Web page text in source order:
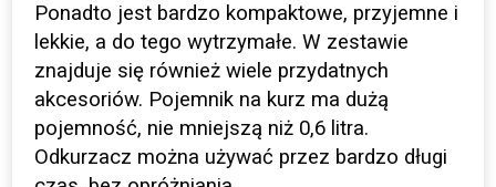
Ponadto jest bardzo kompaktowe, przyjemne i
lekkie, a do tego wytrzymałe. W zestawie
znajduje się również wiele przydatnych
akcesoriów. Pojemnik na kurz ma dużą
pojemność, nie mniejszą niż 0,6 litra.
Odkurzacz można używać przez bardzo długi